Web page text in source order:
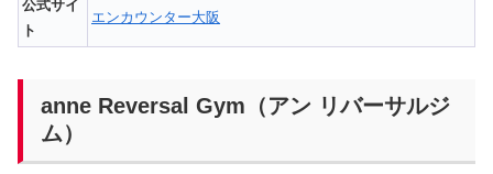
公式サイ
ト
エンカウンター大阪
anne Reversal Gym（アン リバーサルジ
ム）